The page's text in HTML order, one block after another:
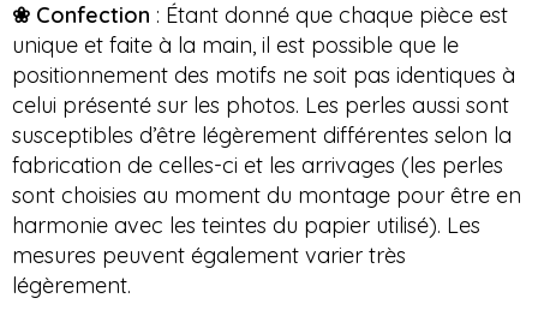
❀ Confection : Étant donné que chaque pièce est
unique et faite à la main, il est possible que le
positionnement des motifs ne soit pas identiques à
celui présenté sur les photos. Les perles aussi sont
susceptibles d’être légèrement différentes selon la
fabrication de celles-ci et les arrivages (les perles
sont choisies au moment du montage pour être en
harmonie avec les teintes du papier utilisé). Les
mesures peuvent également varier très
légèrement.